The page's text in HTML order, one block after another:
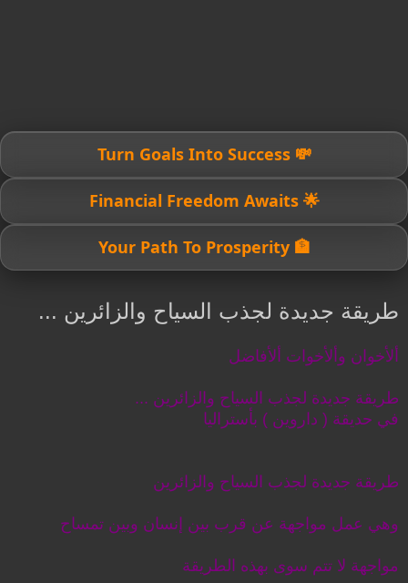
💸 Turn Goals Into Success
🌟 Financial Freedom Awaits
🏦 Your Path To Prosperity
طريقة جديدة لجذب السياح والزائرين ...
ألأخوان وألأخوات ألأفاضل
طريقة جديدة لجذب السياح والزائرين ...
في حديقة ( داروين ) بأستراليا
طريقة جديدة لجذب السياح والزائرين
وهي عمل مواجهة عن قرب بين إنسان وبين تمساح
مواجهة لا تتم سوى بهذه الطريقة